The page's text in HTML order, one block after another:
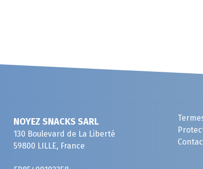
NOYEZ SNACKS SARL
130 Boulevard de La Liberté
59800 LILLE, France